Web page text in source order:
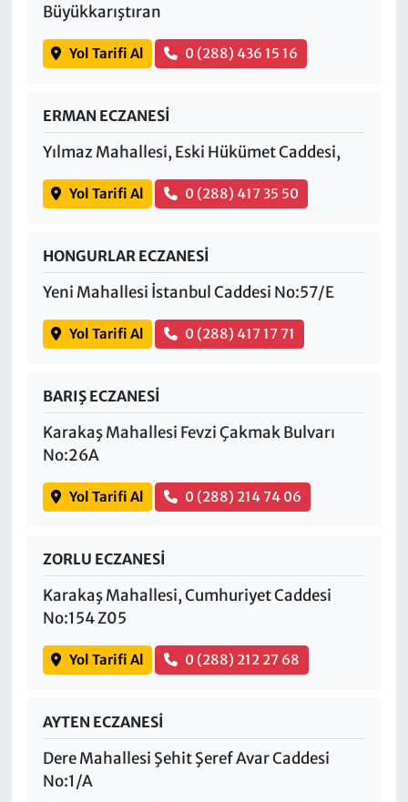
Büyükkarıştıran
Yol Tarifi Al 0 (288) 436 15 16
ERMAN ECZANESİ
Yılmaz Mahallesi, Eski Hükümet Caddesi,
Yol Tarifi Al 0 (288) 417 35 50
HONGURLAR ECZANESİ
Yeni Mahallesi İstanbul Caddesi No:57/E
Yol Tarifi Al 0 (288) 417 17 71
BARIŞ ECZANESİ
Karakaş Mahallesi Fevzi Çakmak Bulvarı
No:26A
Yol Tarifi Al 0 (288) 214 74 06
ZORLU ECZANESİ
Karakaş Mahallesi, Cumhuriyet Caddesi
No:154 Z05
Yol Tarifi Al 0 (288) 212 27 68
AYTEN ECZANESİ
Dere Mahallesi Şehit Şeref Avar Caddesi
No:1/A